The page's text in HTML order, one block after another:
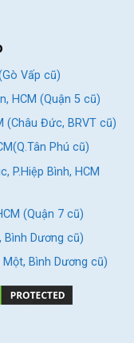
Vấp cũ)
HCM (Quận 5 cũ)
(Châu Đức, BRVT cũ)
Phú cũ)
P.Hiệp Bình, HCM
(Quận 7 cũ)
Bình Dương cũ)
Một, Bình Dương cũ)